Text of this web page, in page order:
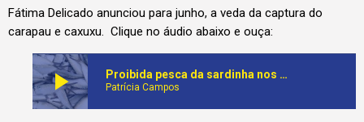
Fátima Delicado anunciou para junho, a veda da captura do
carapau e caxuxu. Clique no áudio abaixo e ouça:
play_arrow Proibida pesca da sardinha nos mares de Angola. A medida será levantada em Junho deste ano
Patrícia Campos